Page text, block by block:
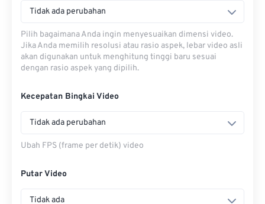
Tidak ada perubahan
Pilih bagaimana Anda ingin menyesuaikan dimensi video.
Jika Anda memilih resolusi atau rasio aspek, lebar video asli
akan digunakan untuk menghitung tinggi baru sesuai
dengan rasio aspek yang dipilih.
Kecepatan Bingkai Video
Tidak ada perubahan
Ubah FPS (frame per detik) video
Putar Video
Tidak ada